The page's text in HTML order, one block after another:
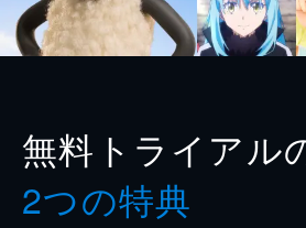
無料トライアル
2つの特典